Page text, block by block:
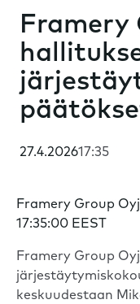
Framery
27.4.202617:35
Framery Group
17:35:00 EEST
Framery Group
keskuudestaan